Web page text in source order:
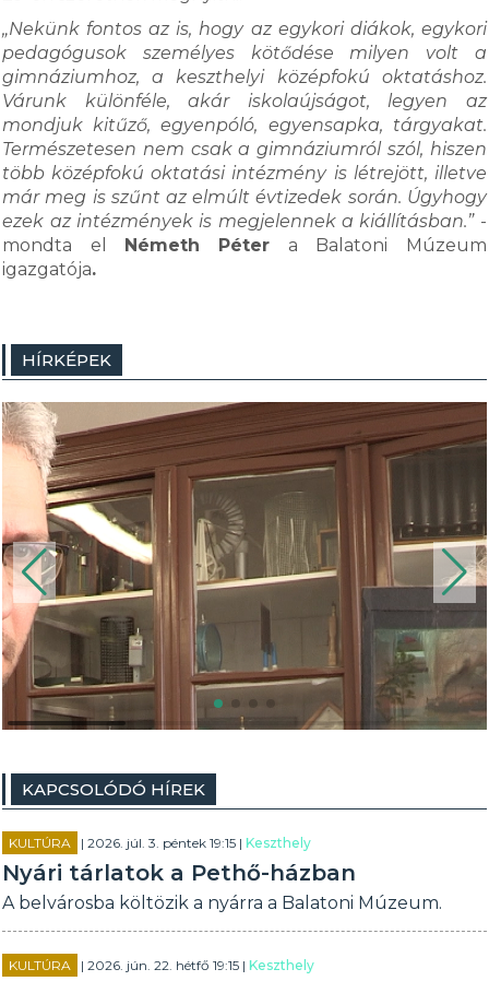
„Nekünk fontos az is, hogy az egykori diákok, egykori
pedagógusok személyes kötődése milyen volt a
gimnáziumhoz, a keszthelyi középfokú oktatáshoz.
Várunk különféle, akár iskolaújságot, legyen az
mondjuk kitűző, egyenpóló, egyensapka, tárgyakat.
Természetesen nem csak a gimnáziumról szól, hiszen
több középfokú oktatási intézmény is létrejött, illetve
már meg is szűnt az elmúlt évtizedek során. Úgyhogy
ezek az intézmények is megjelennek a kiállításban.”-
mondta el Németh Péter a Balatoni Múzeum
igazgatója.
HÍRKÉPEK
KAPCSOLÓDÓ HÍREK
KULTÚRA | 2026. júl. 3. péntek 19:15 |Keszthely
Nyári tárlatok a Pethő-házban
A belvárosba költözik a nyárra a Balatoni Múzeum.
KULTÚRA | 2026. jún. 22. hétfő 19:15 |Keszthely